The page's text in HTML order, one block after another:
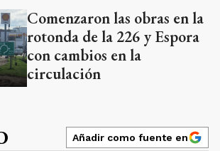
Comenzaron las obras en la
rotonda de la 226 y Espora
con cambios en la
circulación
Añadir como fuente en